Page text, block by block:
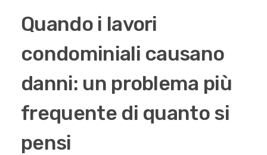
Quando i lavori
condominiali causano
danni: un problema più
frequente di quanto si
pensi